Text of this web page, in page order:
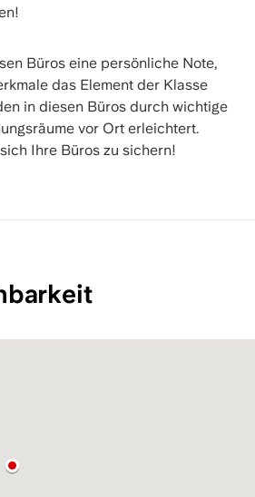
Büros eine persönliche Note,
das Element der Klasse
in diesen Büros durch wichtige
vor Ort erleichtert.
Ihre Büros zu sichern!